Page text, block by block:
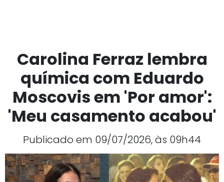
Carolina Ferraz lembra
química com Eduardo
Moscovis em 'Por amor':
'Meu casamento acabou'
Publicado em 09/07/2026, às 09h44